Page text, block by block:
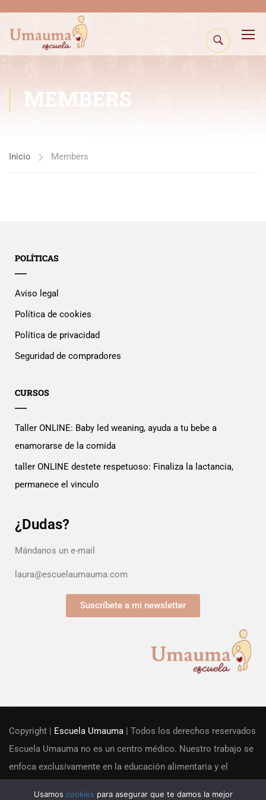
MEMBERS
Inicio Members
POLÍTICAS
Aviso legal
Política de cookies
Política de privacidad
Seguridad de compradores
CURSOS
Taller ONLINE: Baby led weaning, ayuda a tu bebe a
enamorarse de la comida
taller ONLINE destete respetuoso: Finaliza la lactancia,
permanece el vinculo
¿Dudas?
Mándanos un e-mail
laura@escuelaumauma.com
Suscríbete a mi newsletter
Copyright | Escuela Umauma | Todos los derechos reservados
Escuela Umauma no es un centro médico. Nuestro trabajo se
enfoca exclusivamente en la educación alimentaria y el
Usamos cookies para asegurar que te damos la mejor